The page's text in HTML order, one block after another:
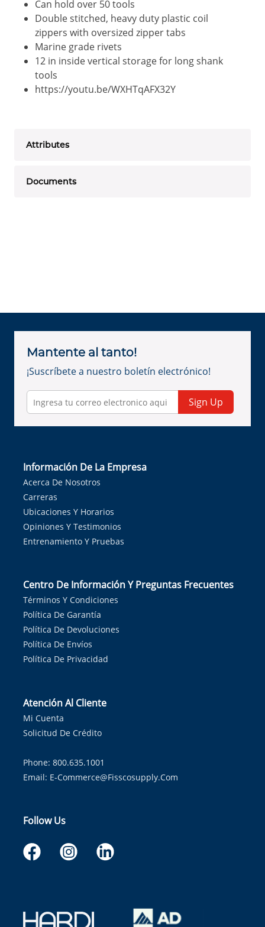
Can hold over 50 tools
Double stitched, heavy duty plastic coil
zippers with oversized zipper tabs
Marine grade rivets
12 in inside vertical storage for long shank
tools
https://youtu.be/WXHTqAFX32Y
Attributes
Documents
Mantente al tanto!
¡Suscríbete a nuestro boletín electrónico!
Sign Up
Información De La Empresa
Acerca De Nosotros
Carreras
Ubicaciones Y Horarios
Opiniones Y Testimonios
Entrenamiento Y Pruebas
Centro De Información Y Preguntas Frecuentes
Términos Y Condiciones
Política De Garantía
Política De Devoluciones
Política De Envíos
Política De Privacidad
Atención Al Cliente
Mi Cuenta
Solicitud De Crédito
Phone: 800.635.1001
Email: E-Commerce@fisscosupply.com
Follow Us